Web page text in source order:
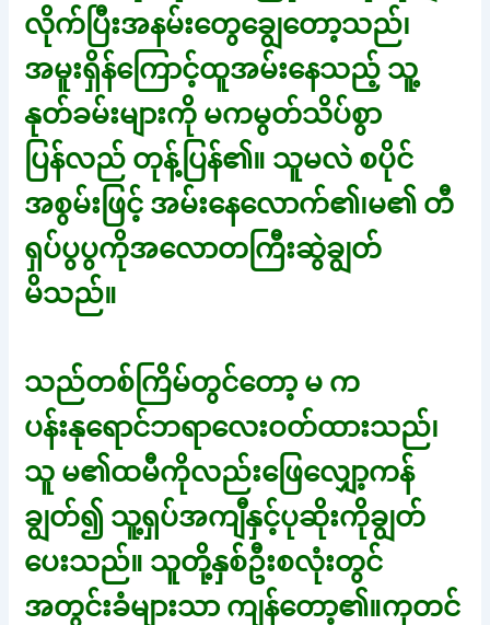
လိုက်ပြီးအနမ်းတွေချွေတော့သည်၊
အမူးရှိန်ကြောင့်ထူအမ်းနေသည့် သူ့
နုတ်ခမ်းများကို မကမွတ်သိပ်စွာ
ပြန်လည် တုန့်ပြန်၏။ သူမလဲ စပိုင်
အစွမ်းဖြင့် အမ်းနေလောက်၏၊မ၏ တီ
ရှပ်ပွပွကိုအလောတကြီးဆွဲချွတ်
မိသည်။
သည်တစ်ကြိမ်တွင်တော့ မ က
ပန်းနုရောင်ဘရာလေးဝတ်ထားသည်၊
သူ မ၏ထမီကိုလည်းဖြေလျှော့ကန်
ချွတ်၍ သူ့ရှပ်အကျီနှင့်ပုဆိုးကိုချွတ်
ပေးသည်။ သူတို့နှစ်ဦးစလုံးတွင်
အတွင်းခံများသာ ကျန်တော့၏။ကုတင်